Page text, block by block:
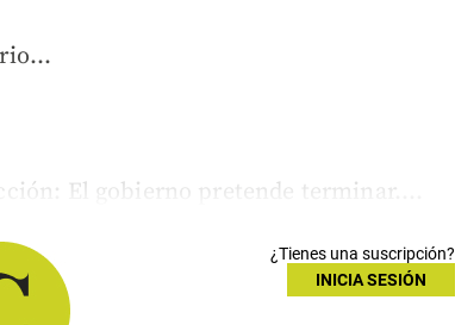
El gobierno pretende terminar....
¿Tienes una suscripción?
INICIA SESIÓN